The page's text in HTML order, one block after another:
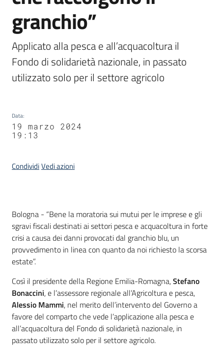
granchio”
Applicato alla pesca e all’acquacoltura il
Fondo di solidarietà nazionale, in passato
utilizzato solo per il settore agricolo
Data:
19 marzo 2024
19:13
CondividiVedi azioni
Contenuto
Bologna - “Bene la moratoria sui mutui per le imprese e gli
sgravi fiscali destinati ai settori pesca e acquacoltura in forte
crisi a causa dei danni provocati dal granchio blu, un
provvedimento in linea con quanto da noi richiesto la scorsa
estate”.
Così il presidente della Regione Emilia-Romagna,Stefano
Bonaccini, e l’assessore regionale all’Agricoltura e pesca,
Alessio Mammi, nel merito dell’intervento del Governo a
favore del comparto che vede l’applicazione alla pesca e
all’acquacoltura del Fondo di solidarietà nazionale, in
passato utilizzato solo per il settore agricolo.